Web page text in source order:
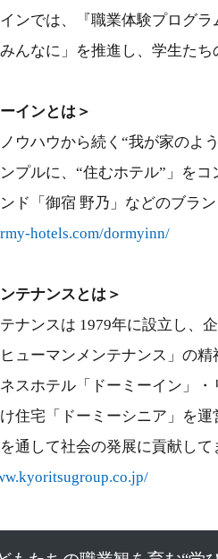
インでは、『職業体験プログ
んなに」を推進し、学生た
インとは＞
ウハウから続く“我が家のよ
プルに、“住むホテル”」を
ド「御宿 野乃」などのブラ
hotels.com/dormyinn/
テナンスとは＞
ナンスは 1979年に設立し、
ューマンメンテナンス」の
スホテル「ドーミーイン」
住宅「ドーミーシニア」を
通して社会の発展に貢献して